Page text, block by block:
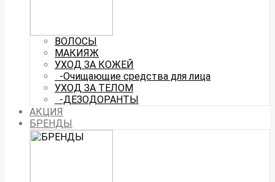
ВОЛОСЫ
МАКИЯЖ
УХОД ЗА КОЖЕЙ
-Очищающие средства для лица
УХОД ЗА ТЕЛОМ
-ДЕЗОДОРАНТЫ
АКЦИЯ
БРЕНДЫ